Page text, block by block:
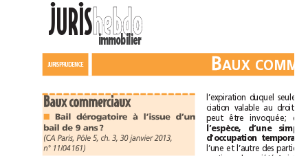
JURISh
he
eb
bd
do
o
immobilier
••
B
BA
AU
UX
X C
CO
OM
MM
M
Baux commerciaux
Bail dérogatoire à l’issue d’un
bail de 9 ans?
(CA Paris, Pôle 5, ch. 3, 30janvier 2013,
n°11/04161)
RRIISSP
PR
RUU DDE
EN
NC
CE
E